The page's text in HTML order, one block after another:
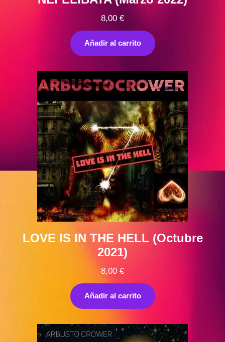
8,00 €
Añadir al carrito
LOVE IS IN THE HELL (Octubre
2021)
8,00 €
Añadir al carrito